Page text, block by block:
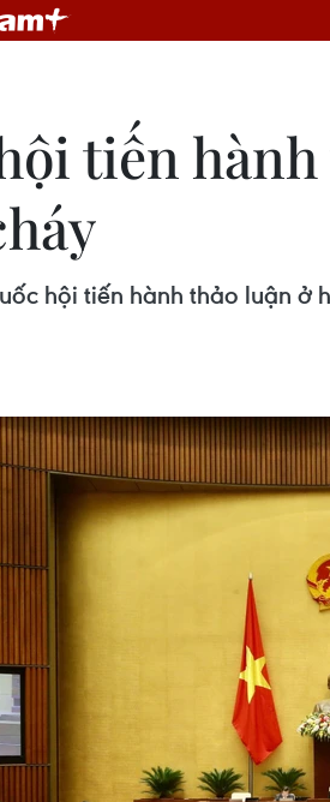
tiến
hội tiến hành thảo luận